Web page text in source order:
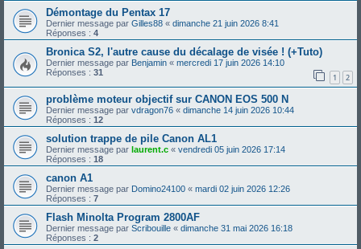
Démontage du Pentax 17
Dernier message par Gilles88 « dimanche 21 juin 2026 8:41
Réponses : 4
Bronica S2, l'autre cause du décalage de visée ! (+Tuto)
Dernier message par Benjamin « mercredi 17 juin 2026 14:10
Réponses : 31 1 2
problème moteur objectif sur CANON EOS 500 N
Dernier message par vdragon76 « dimanche 14 juin 2026 10:44
Réponses : 12
solution trappe de pile Canon AL1
Dernier message par laurent.c « vendredi 05 juin 2026 17:14
Réponses : 18
canon A1
Dernier message par Domino24100 « mardi 02 juin 2026 12:26
Réponses : 7
Flash Minolta Program 2800AF
Dernier message par Scribouille « dimanche 31 mai 2026 16:18
Réponses : 2